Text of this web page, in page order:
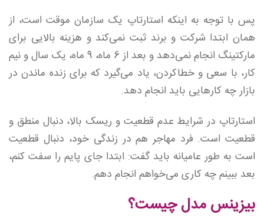
پس با‌ توجه به اینکه استارتاپ یک سازمان موقت است، از
همان ابتدا شرکت و برند ثبت نمی‌کند و هزینه بالایی برای
مارکتینگ انجام نمی‌دهد و بعد از 6 ماه، 9 ماه، یک سال و نیم
کار، با سعی و خطا‌کردن، یاد می‌گیرد که برای زنده ماندن در
بازار چه‌ کارهایی باید انجام دهد.
استارتاپ در شرایط عدم قطعیت و ریسک بالا، دنبال منطق و
قطعیت است. فرد مهاجر هم در زندگی خود، دنبال قطعیت
است به طور عامیانه باید گفت: ابتدا جای پایم را سفت کنم‌،
بعد ببینم چه کاری می‌خواهم انجام دهم.
بیزینس مدل چیست؟